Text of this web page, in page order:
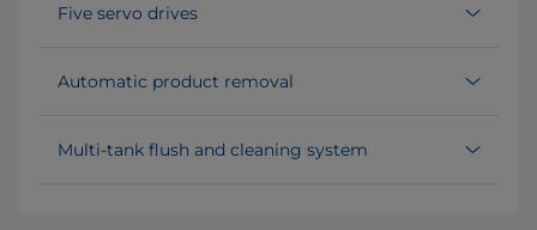
Five servo drives
Automatic product removal
Multi-tank flush and cleaning system